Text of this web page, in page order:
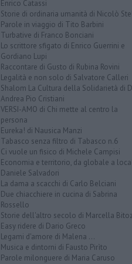
Enrico Catassi
Storie di ordinaria umanità di Nicolò
Parole in viaggio di Tito Barbini
Turbative di Franco Bonciani
Lo scrittore sfigato di Enrico Guerrini e
Gordiano Lupi
Raccontare di Gusto di Rubina Rovini
Legalità e non solo di Salvatore Calleri
Shalom La Cultura della Solidarietà di
Andrea Pio Cristiani
VERSI-AMO di Chi mette al centro la
persona
Eureka! di Nausica Manzi
Tabasco senza filtro di Tabasco n.6
Ci vuole un fisico di Michele Campisi
Economia e territorio, da globale a
Daniele Salvadori
La dama a scacchi di Carlo Belciani
Due chiacchiere in cucina di Sabrina
Rossello
Storie dell'altro secolo di Marcella
Easy ridere di Dario Greco
Legami d'amore di Malena ...
Musica e dintorni di Fausto Pirìto
Parole milonguere di Maria Caruso